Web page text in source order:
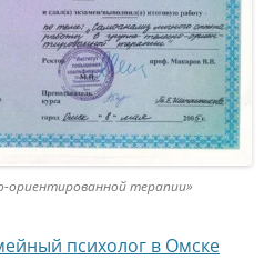
ориентированной терапии»
психолог в Омске